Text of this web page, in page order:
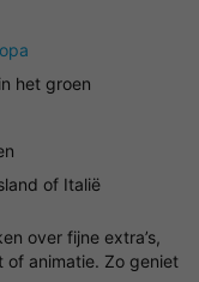
het groen
of Italië
over fijne extra’s,
of animatie. Zo geniet